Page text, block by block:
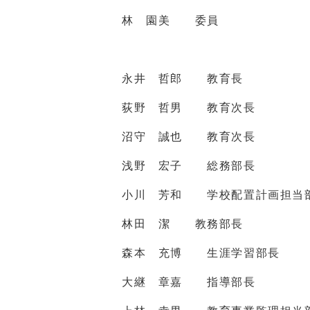
林 園美 委員
永井 哲郎 教育長
荻野 哲男 教育次長
沼守 誠也 教育次長
浅野 宏子 総務部長
小川 芳和 学校配置計画担当
林田 潔 教務部長
森本 充博 生涯学習部長
大継 章嘉 指導部長